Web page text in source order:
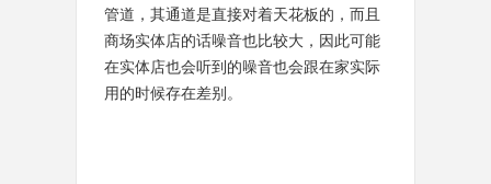
管道，其通道是直接对着天花板的，而且
商场实体店的话噪音也比较大，因此可能
在实体店也会听到的噪音也会跟在家实际
用的时候存在差别。